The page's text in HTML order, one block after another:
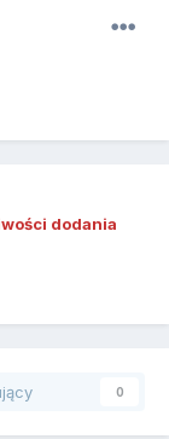
dodania
0